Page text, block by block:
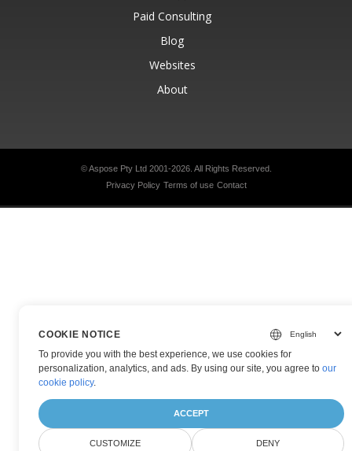
Paid Consulting
Blog
Websites
About
© Aspose Pty Ltd 2001-2026. All Rights Reserved.
Privacy Policy Terms of use Contact
COOKIE NOTICE
To provide you with the best experience, we use cookies for
personalization, analytics, and ads. By using our site, you agree toour
cookie policy.
ACCEPT
CUSTOMIZE DENY